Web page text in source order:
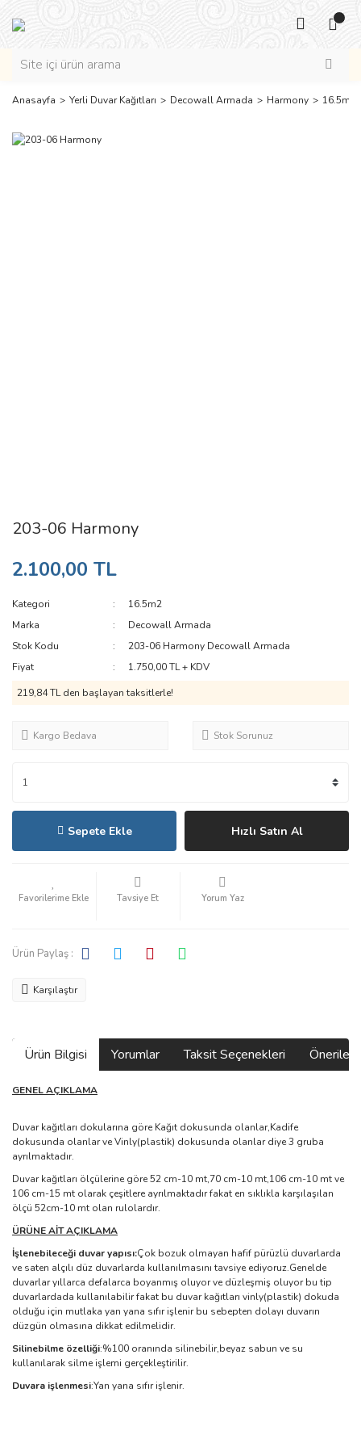
Anasayfa Yerli Duvar Kağıtları Decowall Armada Harmony 16.5m2
203-06 Harmony
2.100,00 TL
Kategori
16.5m2
Marka
Decowall Armada
Stok Kodu
203-06 Harmony Decowall Armada
Fiyat
1.750,00 TL + KDV
219,84 TL den başlayan taksitlerle!
Kargo Bedava Stok Sorunuz
Sepete Ekle Hızlı Satın Al
Tavsiye Et Yorum Yaz
Ürün Paylaş :
Karşılaştır
Ürün Bilgisi Yorumlar Taksit Seçenekleri
GENEL AÇIKLAMA
Duvar kağıtları dokularına göre Kağıt dokusunda olanlar,Kadife
dokusunda olanlar ve Vinly(plastik) dokusunda olanlar diye 3 gruba
ayrılmaktadır.
Duvar kağıtları ölçülerine göre 52 cm-10 mt,70 cm-10 mt,106 cm-10 mt ve
106 cm-15 mt olarak çeşitlere ayrılmaktadır fakat en sıklıkla karşılaşılan
ölçü 52cm-10 mt olan rulolardır.
ÜRÜNE AİT AÇIKLAMA
İşlenebileceği duvar yapısı:Çok bozuk olmayan hafif pürüzlü duvarlarda
ve saten alçılı düz duvarlarda kullanılmasını tavsiye ediyoruz.Genelde
duvarlar yıllarca defalarca boyanmış oluyor ve düzleşmiş oluyor bu tip
duvarlardada kullanılabilir fakat bu duvar kağıtları vinly(plastik) dokuda
olduğu için mutlaka yan yana sıfır işlenir bu sebepten dolayı duvarın
düzgün olmasına dikkat edilmelidir.
Silinebilme özelliği:%100 oranında silinebilir,beyaz sabun ve su
kullanılarak silme işlemi gerçekleştirilir.
Duvara işlenmesi:Yan yana sıfır işlenir.